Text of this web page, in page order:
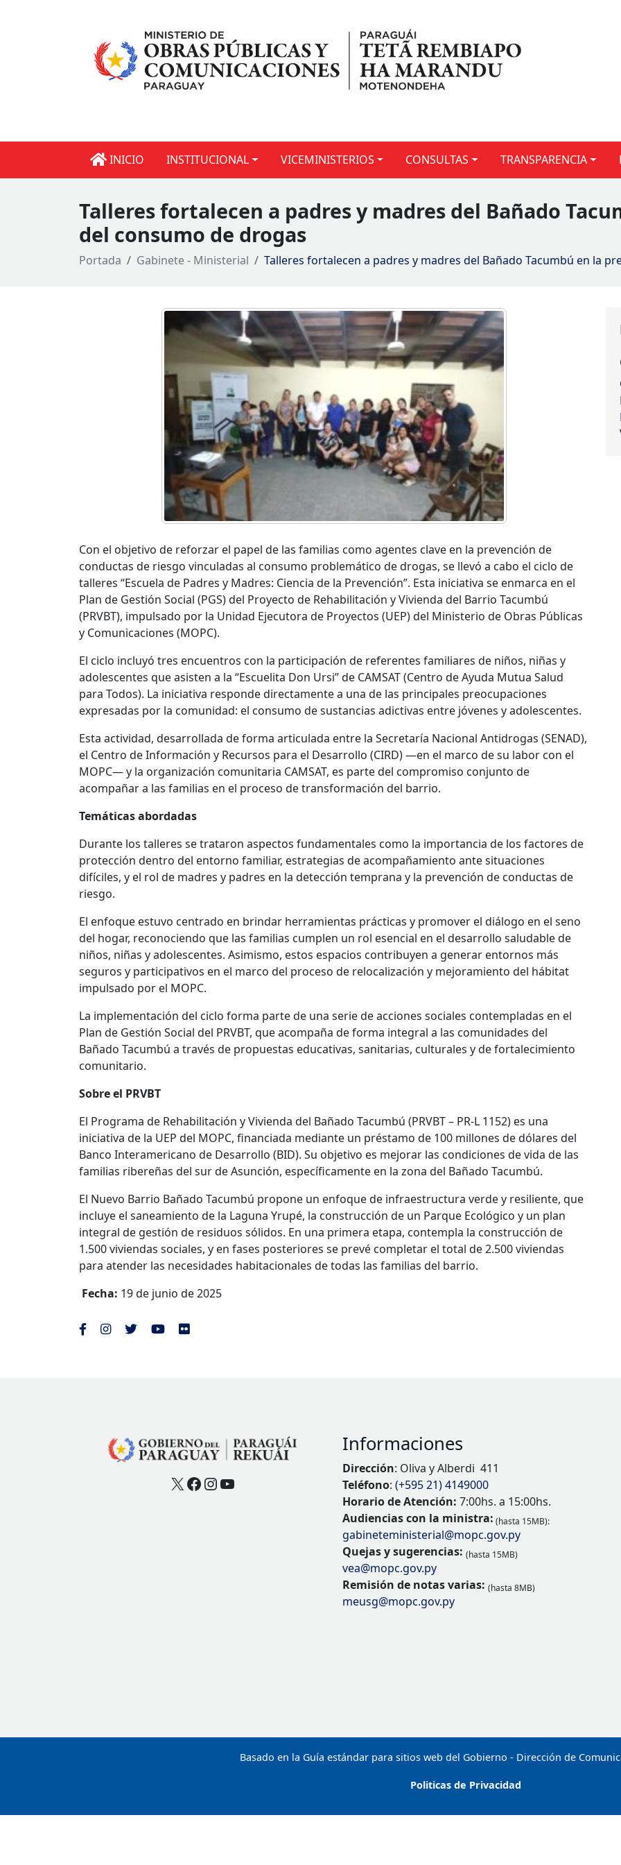
INICIO INSTITUCIONAL VICEMINISTERIOS CONSULTAS TRANSPARENCIA
Talleres fortalecen a padres y madres del Bañado
del consumo de drogas
Portada Gabinete - Ministerial Talleres fortalecen a padres y madres del Bañado Tacumbú en la
Con el objetivo de reforzar el papel de las familias como agentes clave en la prevención de
conductas de riesgo vinculadas al consumo problemático de drogas, se llevó a cabo el ciclo de
talleres “Escuela de Padres y Madres: Ciencia de la Prevención”. Esta iniciativa se enmarca en el
Plan de Gestión Social (PGS) del Proyecto de Rehabilitación y Vivienda del Barrio Tacumbú
(PRVBT), impulsado por la Unidad Ejecutora de Proyectos (UEP) del Ministerio de Obras Públicas
y Comunicaciones (MOPC).
El ciclo incluyó tres encuentros con la participación de referentes familiares de niños, niñas y
adolescentes que asisten a la “Escuelita Don Ursi” de CAMSAT (Centro de Ayuda Mutua Salud
para Todos). La iniciativa responde directamente a una de las principales preocupaciones
expresadas por la comunidad: el consumo de sustancias adictivas entre jóvenes y adolescentes.
Esta actividad, desarrollada de forma articulada entre la Secretaría Nacional Antidrogas (SENAD),
el Centro de Información y Recursos para el Desarrollo (CIRD) —en el marco de su labor con el
MOPC— y la organización comunitaria CAMSAT, es parte del compromiso conjunto de
acompañar a las familias en el proceso de transformación del barrio.
Temáticas abordadas
Durante los talleres se trataron aspectos fundamentales como la importancia de los factores de
protección dentro del entorno familiar, estrategias de acompañamiento ante situaciones
difíciles, y el rol de madres y padres en la detección temprana y la prevención de conductas de
riesgo.
El enfoque estuvo centrado en brindar herramientas prácticas y promover el diálogo en el seno
del hogar, reconociendo que las familias cumplen un rol esencial en el desarrollo saludable de
niños, niñas y adolescentes. Asimismo, estos espacios contribuyen a generar entornos más
seguros y participativos en el marco del proceso de relocalización y mejoramiento del hábitat
impulsado por el MOPC.
La implementación del ciclo forma parte de una serie de acciones sociales contempladas en el
Plan de Gestión Social del PRVBT, que acompaña de forma integral a las comunidades del
Bañado Tacumbú a través de propuestas educativas, sanitarias, culturales y de fortalecimiento
comunitario.
Sobre el PRVBT
El Programa de Rehabilitación y Vivienda del Bañado Tacumbú (PRVBT – PR-L 1152) es una
iniciativa de la UEP del MOPC, financiada mediante un préstamo de 100 millones de dólares del
Banco Interamericano de Desarrollo (BID). Su objetivo es mejorar las condiciones de vida de las
familias ribereñas del sur de Asunción, específicamente en la zona del Bañado Tacumbú.
El Nuevo Barrio Bañado Tacumbú propone un enfoque de infraestructura verde y resiliente, que
incluye el saneamiento de la Laguna Yrupé, la construcción de un Parque Ecológico y un plan
integral de gestión de residuos sólidos. En una primera etapa, contempla la construcción de
1.500 viviendas sociales, y en fases posteriores se prevé completar el total de 2.500 viviendas
para atender las necesidades habitacionales de todas las familias del barrio.
Fecha: 19 de junio de 2025
X Facebook
Instagram
YouTube
Informaciones
Dirección: Oliva y Alberdi 411
Teléfono: (+595 21) 4149000
Horario de Atención: 7:00hs. a 15:00hs.
Audiencias con la ministra: (hasta 15MB):
gabineteministerial@mopc.gov.py
Quejas y sugerencias: (hasta 15MB)
vea@mopc.gov.py
Remisión de notas varias: (hasta 8MB)
meusg@mopc.gov.py
Basado en la Guía estándar para sitios web del Gobierno - Dirección de
Politicas de Privacidad